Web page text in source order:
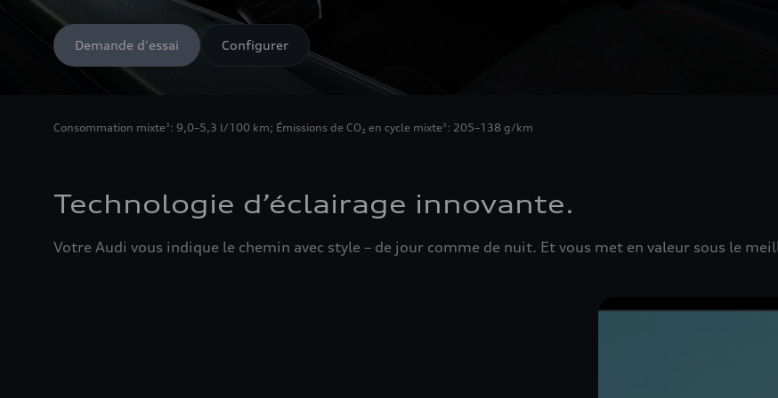
Demande d'essai Configurer
Consommation mixte 3 : 9,0–5,3 l/100 km; Émissions de CO₂ en cycle mixte 3 : 205–138 g/km
Technologie d’éclairage innovante.
Votre Audi vous indique le chemin avec style – de jour comme de nuit. Et vous met en valeur sous le